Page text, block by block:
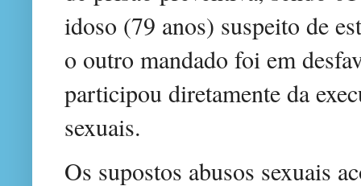
idoso (79 anos) suspeito de
o outro mandado foi em
participou diretamente da
sexuais.
Os supostos abusos sexuais